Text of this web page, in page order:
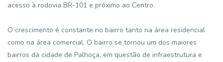
acesso à rodovia BR-101 e próximo ao Centro.
O crescimento é constante no bairro tanto na área residencial
como na área comercial. O bairro se tornou um dos maiores
bairros da cidade de Palhoça, em questão de infraestrutura e